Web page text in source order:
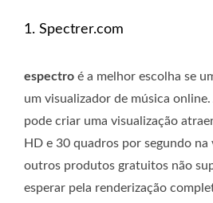
1. Spectrer.com
espectro é a melhor escolha se
um visualizador de música
pode criar uma visualização
HD e 30 quadros por segundo
outros produtos gratuitos não
esperar pela renderização